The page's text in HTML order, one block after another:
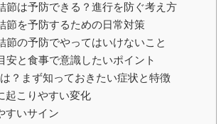
節は予防できる？進行を防ぐ考え方
節を予防するための日常対策
節の予防でやってはいけないこと
安と食事で意識したいポイント
？まず知っておきたい症状と特徴
起こりやすい変化
すいサイン